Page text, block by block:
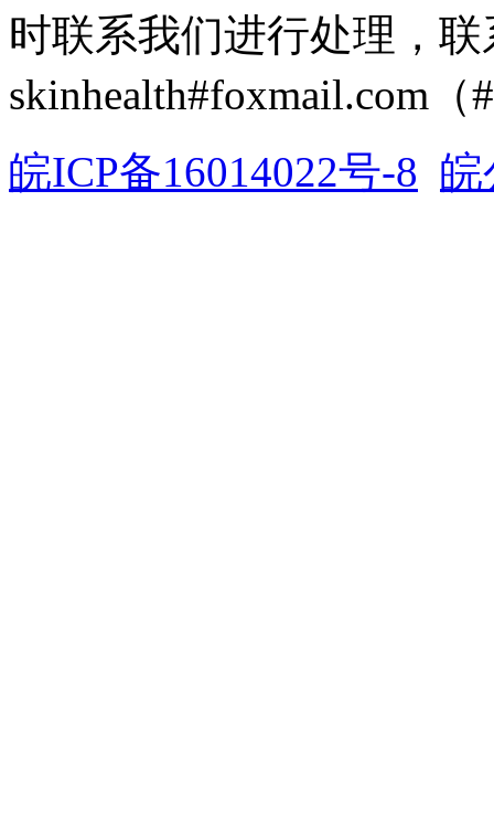
时联系我们进行处理，
skinhealth#foxmail.com（
皖ICP备16014022号-8 皖